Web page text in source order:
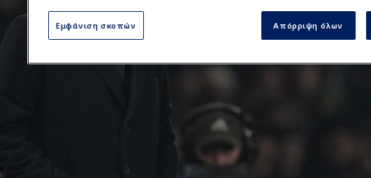
Εμφάνιση σκοπών Απόρριψη όλων